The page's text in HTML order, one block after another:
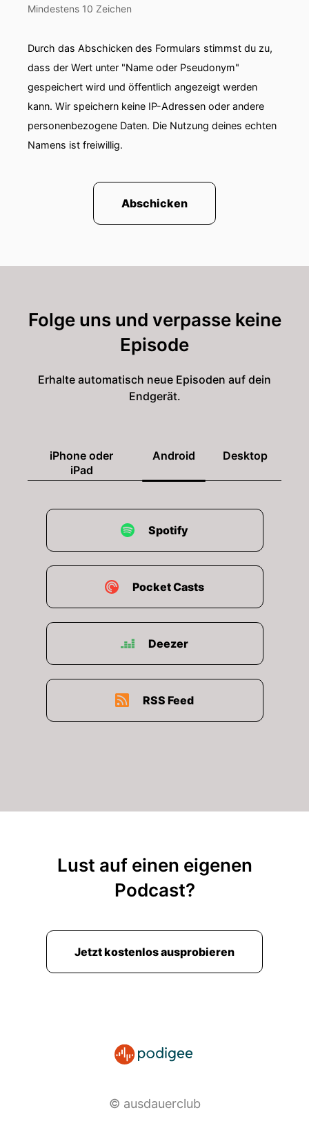
Mindestens 10 Zeichen
Durch das Abschicken des Formulars stimmst du zu,
dass der Wert unter "Name oder Pseudonym"
gespeichert wird und öffentlich angezeigt werden
kann. Wir speichern keine IP-Adressen oder andere
personenbezogene Daten. Die Nutzung deines echten
Namens ist freiwillig.
Abschicken
Folge uns und verpasse keine
Episode
Erhalte automatisch neue Episoden auf dein
Endgerät.
iPhone oder
iPad
Android Desktop
Spotify
Pocket Casts
Deezer
RSS Feed
Lust auf einen eigenen
Podcast?
Jetzt kostenlos ausprobieren
© ausdauerclub